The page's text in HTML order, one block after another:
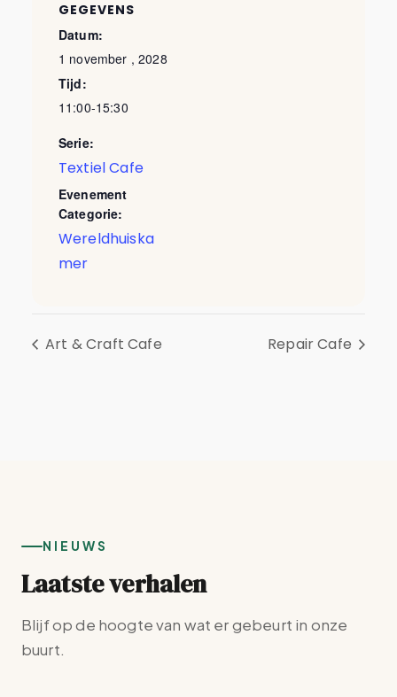
GEGEVENS
Datum:
1 november , 2028
Tijd:
11:00-15:30
Serie:
Textiel Cafe
Evenement
Categorie:
Wereldhuiska
mer
Art & Craft Cafe Repair Cafe
NIEUWS
Laatste verhalen
Blijf op de hoogte van wat er gebeurt in onze
buurt.